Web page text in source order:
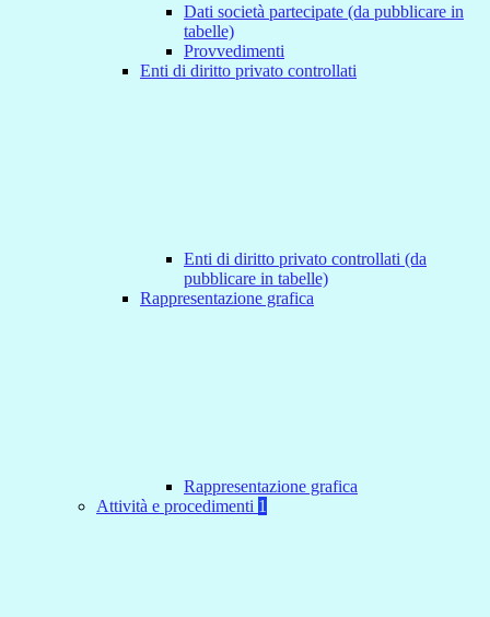
Dati società partecipate (da pubblicare in
tabelle)
Provvedimenti
Enti di diritto privato controllati
Enti di diritto privato controllati (da
pubblicare in tabelle)
Rappresentazione grafica
Rappresentazione grafica
Attività e procedimenti 1